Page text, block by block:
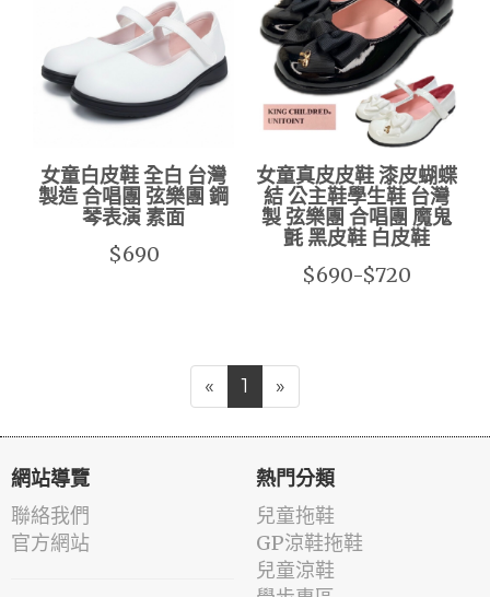
女童白皮鞋 全白 台灣
製造 合唱團 弦樂團 鋼
琴表演 素面
$690
女童真皮皮鞋 漆皮蝴蝶
結 公主鞋學生鞋 台灣
製 弦樂團 合唱團 魔鬼
氈 黑皮鞋 白皮鞋
$690-$720
« 1 »
網站導覽
聯絡我們
官方網站
熱門分類
兒童拖鞋
GP涼鞋拖鞋
兒童涼鞋